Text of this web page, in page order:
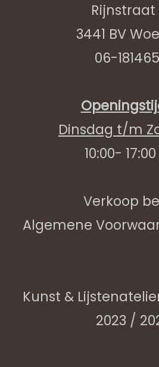
Rijnstraat
3441 BV
06-
Dinsdag t/m
10:00-
Verkoop
Algemene
Kunst &
2023 /